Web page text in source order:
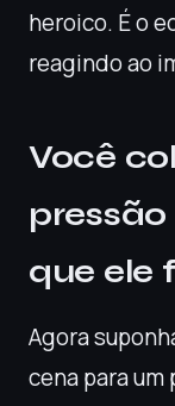
heroico. É o
reagindo ao
Você
pressão
que ele
Agora
cena para